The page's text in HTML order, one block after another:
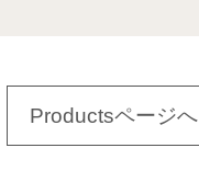
Productsページへ